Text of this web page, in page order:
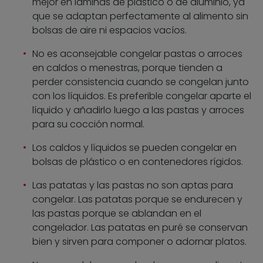
que se adaptan perfectamente al alimento sin
bolsas de aire ni espacios vacíos.
No es aconsejable congelar pastas o arroces
en caldos o menestras, porque tienden a
perder consistencia cuando se congelan junto
con los líquidos. Es preferible congelar aparte el
líquido y añadirlo luego a las pastas y arroces
para su cocción normal.
Los caldos y líquidos se pueden congelar en
bolsas de plástico o en contenedores rígidos.
Las patatas y las pastas no son aptas para
congelar. Las patatas porque se endurecen y
las pastas porque se ablandan en el
congelador. Las patatas en puré se conservan
bien y sirven para componer o adornar platos.